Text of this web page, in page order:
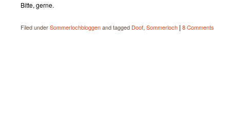
Bitte, gerne.
Filed underSommerlochbloggenand tagged Doof, Sommerloch | 8 Comments